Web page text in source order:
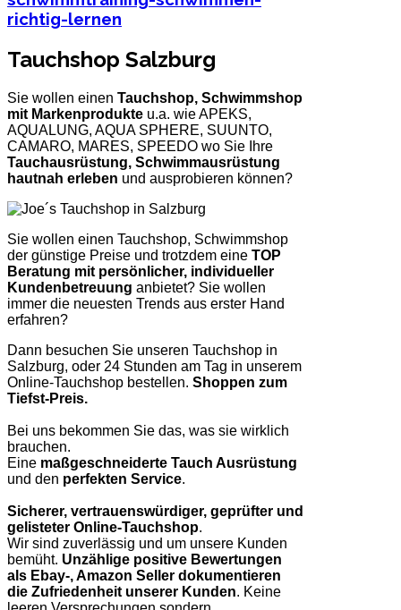
Tauchshop Salzburg
Sie wollen einen Tauchshop, Schwimmshop
mit Markenprodukte u.a. wie APEKS,
AQUALUNG, AQUA SPHERE, SUUNTO,
CAMARO, MARES, SPEEDO wo Sie Ihre
Tauchausrüstung, Schwimmausrüstung
hautnah erleben und ausprobieren können?
Sie wollen einen Tauchshop, Schwimmshop
der günstige Preise und trotzdem eine TOP
Beratung mit persönlicher, individueller
Kundenbetreuung anbietet? Sie wollen
immer die neuesten Trends aus erster Hand
erfahren?
Dann besuchen Sie unseren Tauchshop in
Salzburg, oder 24 Stunden am Tag in unserem
Online-Tauchshop bestellen. Shoppen zum
Tiefst-Preis.
Bei uns bekommen Sie das, was sie wirklich
brauchen.
Eine maßgeschneiderte Tauch Ausrüstung
und den perfekten Service.
Sicherer, vertrauenswürdiger, geprüfter und
gelisteter Online-Tauchshop.
Wir sind zuverlässig und um unsere Kunden
bemüht. Unzählige positive Bewertungen
als Ebay-, Amazon Seller dokumentieren
die Zufriedenheit unserer Kunden. Keine